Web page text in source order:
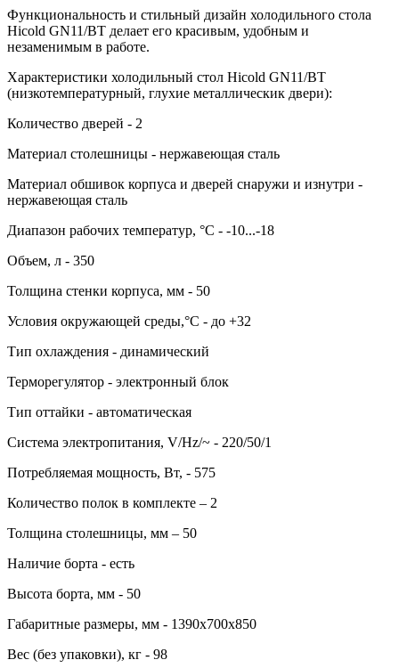
Функциональность и стильный дизайн холодильного стола
Hicold GN11/BT делает его красивым, удобным и
незаменимым в работе.
Характеристики холодильный стол Hicold GN11/BT
(низкотемпературный, глухие металлическик двери):
Количество дверей - 2
Материал столешницы - нержавеющая сталь
Материал обшивок корпуса и дверей снаружи и изнутри -
нержавеющая сталь
Диапазон рабочих температур, °C - -10...-18
Объем, л - 350
Толщина стенки корпуса, мм - 50
Условия окружающей среды,°C - до +32
Тип охлаждения - динамический
Терморегулятор - электронный блок
Тип оттайки - автоматическая
Система электропитания, V/Hz/~ - 220/50/1
Потребляемая мощность, Вт, - 575
Количество полок в комплекте – 2
Толщина столешницы, мм – 50
Наличие борта - есть
Высота борта, мм - 50
Габаритные размеры, мм - 1390х700х850
Вес (без упаковки), кг - 98